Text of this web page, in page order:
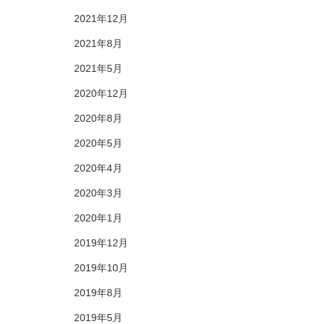
2021年12月
2021年8月
2021年5月
2020年12月
2020年8月
2020年5月
2020年4月
2020年3月
2020年1月
2019年12月
2019年10月
2019年8月
2019年5月